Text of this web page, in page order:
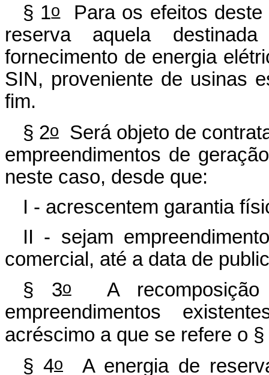
§ 1oPara os efeitos deste
reserva aquela
fornecimento de energia
SIN, proveniente de usinas
fim.
§ 2o
Será objeto de
empreendimentos de
neste caso, desde que:
I - acrescentem garantia
II - sejam
comercial, até a data de
§ 3oA recomposição
empreendimentos
acréscimo a que se refere o §
§ 4o
A energia de